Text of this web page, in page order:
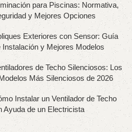
para Piscinas: Normativa,
y Mejores Opciones
Exteriores con Sensor: Guía
Instalación y Mejores Modelos
de Techo Silenciosos: Los
Más Silenciosos de 2026
Instalar un Ventilador de Techo
Ayuda de un Electricista